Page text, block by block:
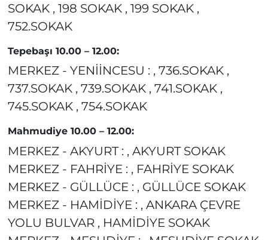
SOKAK , 198 SOKAK , 199 SOKAK ,
752.SOKAK
Tepebaşı 10.00 – 12.00:
MERKEZ - YENİİNCESU : , 736.SOKAK ,
737.SOKAK , 739.SOKAK , 741.SOKAK ,
745.SOKAK , 754.SOKAK
Mahmudiye 10.00 – 12.00:
MERKEZ - AKYURT : , AKYURT SOKAK
MERKEZ - FAHRİYE : , FAHRİYE SOKAK
MERKEZ - GÜLLÜCE : , GÜLLÜCE SOKAK
MERKEZ - HAMİDİYE : , ANKARA ÇEVRE
YOLU BULVAR , HAMİDİYE SOKAK